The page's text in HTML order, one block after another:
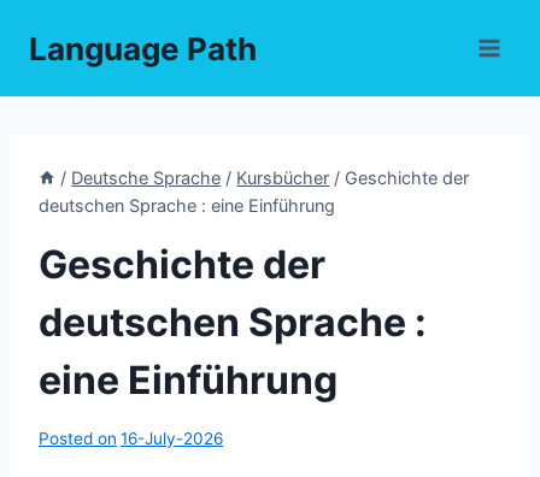
Language Path
/ Deutsche Sprache / Kursbücher / Geschichte der
deutschen Sprache : eine Einführung
Geschichte der
deutschen Sprache :
eine Einführung
Posted on 16-July-2026